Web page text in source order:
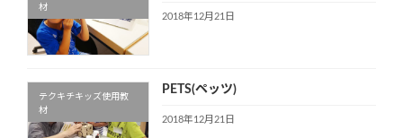
材
2018年12月21日
テクキチキッズ使用教
材
PETS(ペッツ)
2018年12月21日